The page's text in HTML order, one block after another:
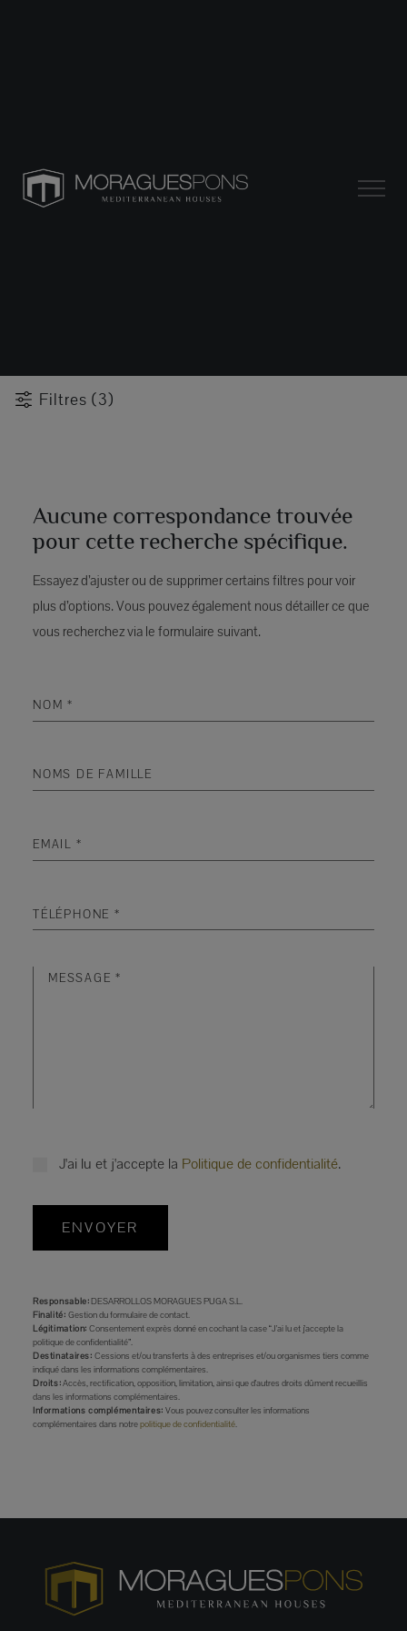
Filtres (3)
Aucune correspondance trouvée
pour cette recherche spécifique.
Essayez d’ajuster ou de supprimer certains filtres pour voir
plus d’options. Vous pouvez également nous détailler ce que
vous recherchez via le formulaire suivant.
J'ai lu et j'accepte la Politique de confidentialité.
ENVOYER
Responsable:DESARROLLOS MORAGUES PUGA S.L.
Finalité: Gestion du formulaire de contact.
Légitimation: Consentement exprès donné en cochant la case “J'ai lu et j'accepte la
politique de confidentialité”.
Destinataires: Cessions et/ou transferts à des entreprises et/ou organismes tiers comme
indiqué dans les informations complémentaires.
Droits:Accès, rectification, opposition, limitation, ainsi que d'autres droits dûment recueillis
dans les informations complémentaires.
Informations complémentaires: Vous pouvez consulter les informations
complémentaires dans notrepolitique de confidentialité.